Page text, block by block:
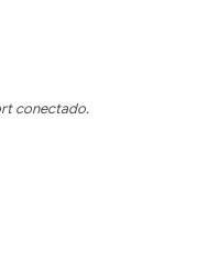
conectado.